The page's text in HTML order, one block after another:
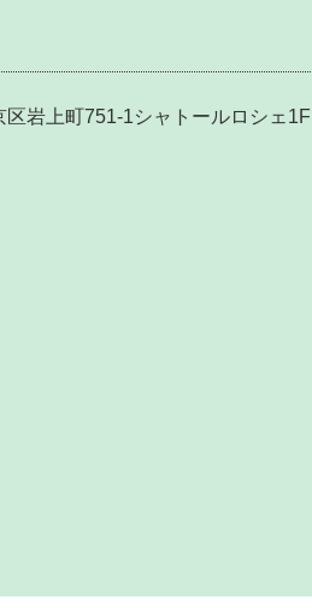
区岩上町751-1シャトールロシェ1F